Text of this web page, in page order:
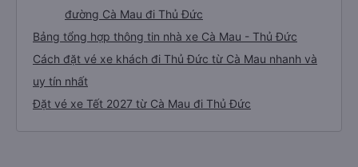
đường Cà Mau đi Thủ Đức
Bảng tổng hợp thông tin nhà xe Cà Mau - Thủ Đức
Cách đặt vé xe khách đi Thủ Đức từ Cà Mau nhanh và
uy tín nhất
Đặt vé xe Tết 2027 từ Cà Mau đi Thủ Đức